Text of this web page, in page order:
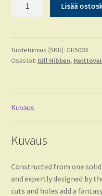
Warrior
Set
Lisää
Tuotetunnus (SKU): GH5003
Osastot: Gill Hibben,
Kuvaus
Kuvaus
Constructed from one
and expertly designed by
cuts and holes add a